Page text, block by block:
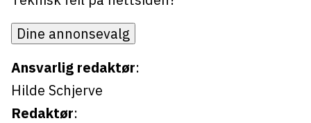
Dine annonsevalg
Ansvarlig redaktør:
Hilde Schjerve
Redaktør: